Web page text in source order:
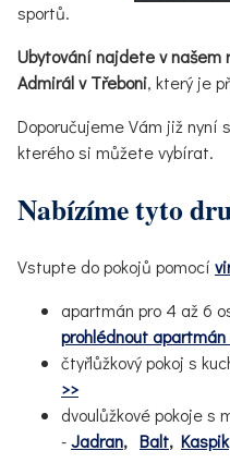
sportů.
Ubytování najdete v našem
Admirál v Třeboni, který je
Doporučujeme Vám již nyní
kterého si můžete vybírat.
Nabízíme tyto
Vstupte do pokojů pomocí
apartmán pro 4 až 6
prohlédnout apartmán
čtyřlůžkový pokoj s
>>
dvoulůžkové pokoje s
-Jadran, Balt, Kaspik